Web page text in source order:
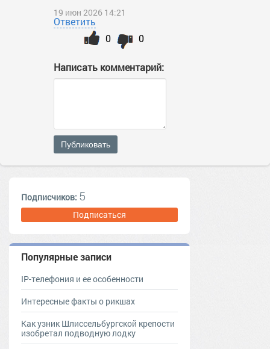
19 июн 2026 14:21
Ответить
0
0
Написать комментарий:
Публиковать
Подписчиков: 5
Подписаться
Популярные записи
IP-телефония и ее особенности
Интересные факты о рикшах
Как узник Шлиссельбургской крепости
изобретал подводную лодку